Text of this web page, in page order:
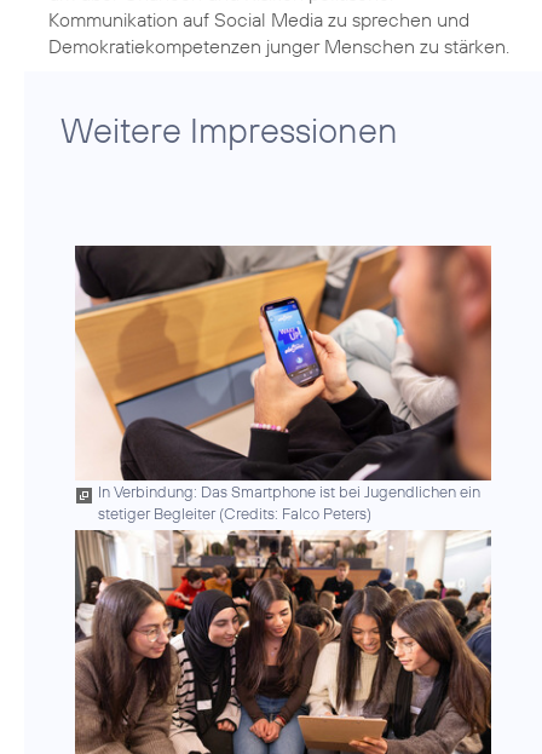
Kommunikation auf Social Media zu sprechen und
Demokratiekompetenzen junger Menschen zu stärken.
Weitere Impressionen
In Verbindung: Das Smartphone ist bei Jugendlichen ein
stetiger Begleiter (Credits: Falco Peters)